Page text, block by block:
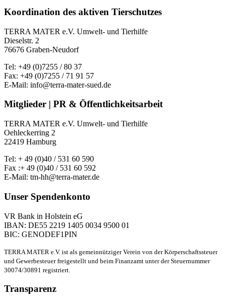
Koordination des aktiven Tierschutzes
TERRA MATER e.V. Umwelt- und Tierhilfe
Dieselstr. 2
76676 Graben-Neudorf
Tel: +49 (0)7255 / 80 37
Fax: +49 (0)7255 / 71 91 57
E-Mail: info@terra-mater-sued.de
Mitglieder | PR & Öffentlichkeitsarbeit
TERRA MATER e.V. Umwelt- und Tierhilfe
Oehleckerring 2
22419 Hamburg
Tel: + 49 (0)40 / 531 60 590
Fax :+ 49 (0)40 / 531 60 592
E-Mail: tm-hh@terra-mater.de
Unser Spendenkonto
VR Bank in Holstein eG
IBAN: DE55 2219 1405 0034 9500 01
BIC: GENODEF1PIN
TERRA MATER e.V. ist als gemeinnütziger Verein von der Körperschaftssteuer
und Gewerbesteuer freigestellt und beim Finanzamt unter der Steuernummer
30074/30891 registriert.
Transparenz